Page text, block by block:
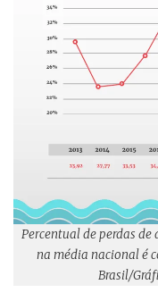
Percentual de perdas de
na média nacional é
Brasil/